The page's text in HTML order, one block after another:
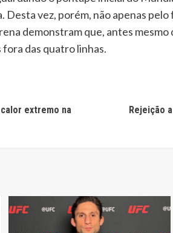
Desta vez, porém, não apenas
demonstram que, antes mesmo
das quatro linhas.
extremo na
Rejeição